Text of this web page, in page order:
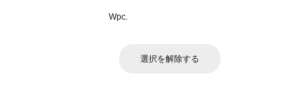
Wpc.
選択を解除する